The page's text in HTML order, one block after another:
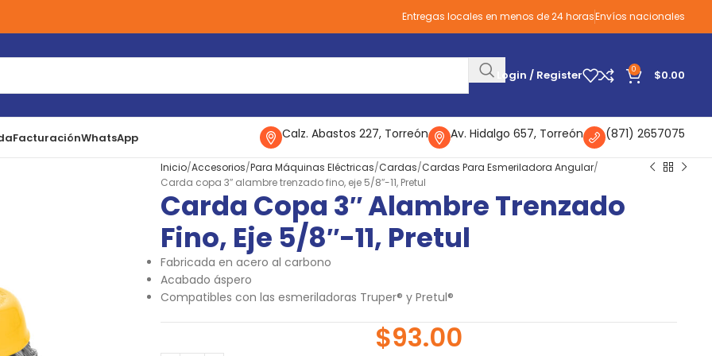
Entregas locales en menos de 24 horasEnvíos nacionales
Login / Register 0 $0.00
FacturaciónWhatsApp Calz. Abastos 227, Torreón Av. Hidalgo 657, Torreón (871) 2657075
Inicio Accesorios Para Máquinas Eléctricas Cardas Cardas Para Esmeriladora Angular
Carda copa 3″ alambre trenzado fino, eje 5/8″-11, Pretul
Carda Copa 3″ Alambre Trenzado
Fino, Eje 5/8″-11, Pretul
Fabricada en acero al carbono
Acabado áspero
Compatibles con las esmeriladoras Truper® y Pretul®
$93.00